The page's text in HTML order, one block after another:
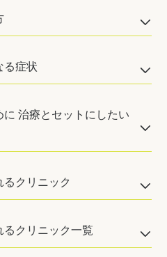
る症状
治療とセットにしたい
クリニック
クリニック一覧